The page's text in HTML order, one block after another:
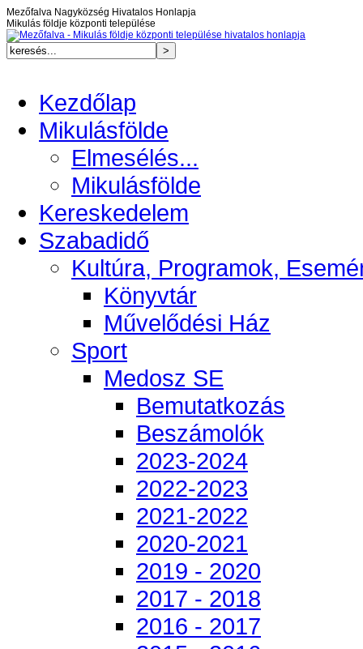
Mezőfalva Nagyközség Hivatalos Honlapja
Mikulás földje központi települése
Kezdőlap
Mikulásfölde
Elmesélés...
Mikulásfölde
Kereskedelem
Szabadidő
Kultúra, Programok,
Könyvtár
Művelődési Ház
Sport
Medosz SE
Bemutatkozás
Beszámolók
2023-2024
2022-2023
2021-2022
2020-2021
2019 - 2020
2017 - 2018
2016 - 2017